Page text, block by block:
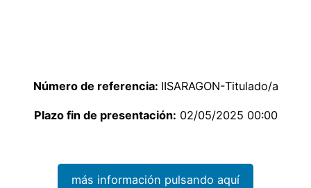
Número de referencia: IISARAGON-Titulado/a
Plazo fin de presentación: 02/05/2025 00:00
más información pulsando aquí